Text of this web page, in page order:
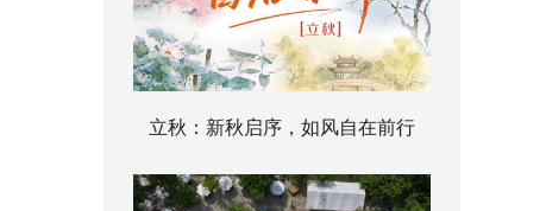
立秋：新秋启序，如风自在前行